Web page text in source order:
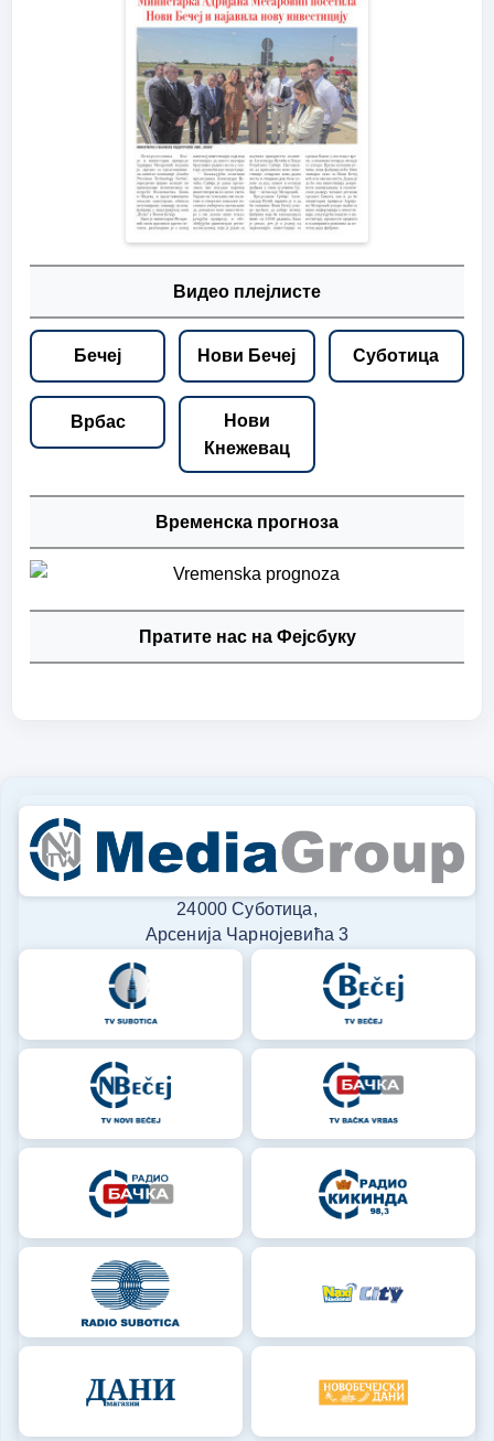
Видео плејлисте
Бечеј Нови Бечеј Суботица
Врбас
Нови
Кнежевац
Временска прогноза
Пратите нас на Фејсбуку
24000 Суботица,
Арсенија Чарнојевића 3